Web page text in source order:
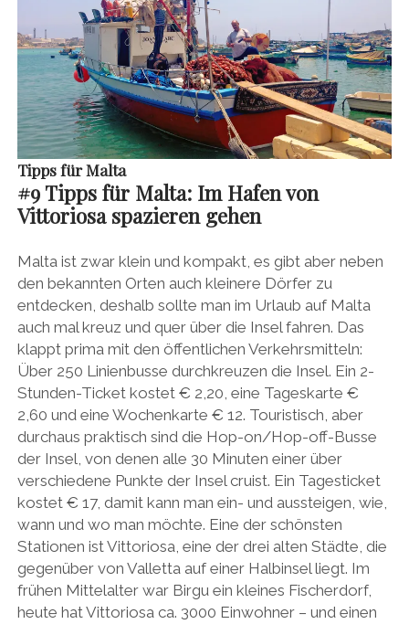
Tipps für Malta
#9 Tipps für Malta: Im Hafen von
Vittoriosa spazieren gehen
Malta ist zwar klein und kompakt, es gibt aber neben
den bekannten Orten auch kleinere Dörfer zu
entdecken, deshalb sollte man im Urlaub auf Malta
auch mal kreuz und quer über die Insel fahren. Das
klappt prima mit den öffentlichen Verkehrsmitteln:
Über 250 Linienbusse durchkreuzen die Insel. Ein 2-
Stunden-Ticket kostet € 2,20, eine Tageskarte €
2,60 und eine Wochenkarte € 12. Touristisch, aber
durchaus praktisch sind die Hop-on/Hop-off-Busse
der Insel, von denen alle 30 Minuten einer über
verschiedene Punkte der Insel cruist. Ein Tagesticket
kostet € 17, damit kann man ein- und aussteigen, wie,
wann und wo man möchte. Eine der schönsten
Stationen ist Vittoriosa, eine der drei alten Städte, die
gegenüber von Valletta auf einer Halbinsel liegt. Im
frühen Mittelalter war Birgu ein kleines Fischerdorf,
heute hat Vittoriosa ca. 3000 Einwohner – und einen